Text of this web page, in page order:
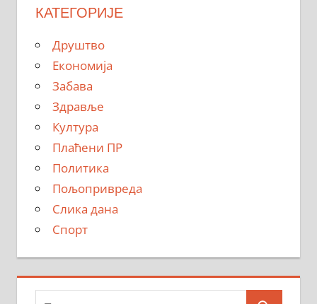
КАТЕГОРИЈЕ
Друштво
Економија
Забава
Здравље
Култура
Плаћени ПР
Политика
Пољопривреда
Слика дана
Спорт